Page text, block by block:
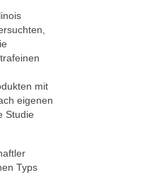
mit
eigenen
Studie
Typs